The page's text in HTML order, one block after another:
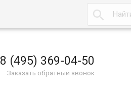

8 (495) 369-04-50
Заказать обратный звонок